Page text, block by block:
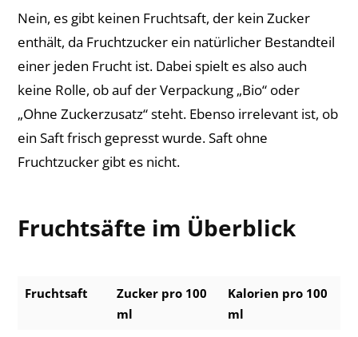
Nein, es gibt keinen Fruchtsaft, der kein Zucker
enthält, da Fruchtzucker ein natürlicher Bestandteil
einer jeden Frucht ist. Dabei spielt es also auch
keine Rolle, ob auf der Verpackung „Bio“ oder
„Ohne Zuckerzusatz“ steht. Ebenso irrelevant ist, ob
ein Saft frisch gepresst wurde. Saft ohne
Fruchtzucker gibt es nicht.
Fruchtsäfte im Überblick
Fruchtsaft
Zucker pro 100
ml
Kalorien pro 100
ml